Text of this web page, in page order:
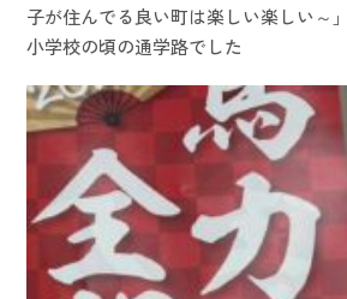
子が住んでる良い町は楽しい楽しい～
小学校の頃の通学路でした